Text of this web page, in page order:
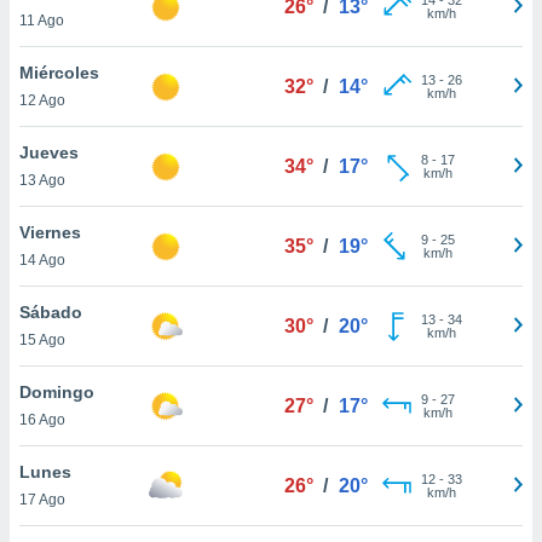
más
nuestra
y
de
disponible
cookies
aceptar
11 Ago
26° / 13°
km/h
Miércoles
12 Ago
32° / 14° 13- 26
km/h
Jueves
13 Ago
34° / 17° 8- 17
km/h
Viernes
14 Ago
35° / 19° 9- 25
km/h
Sábado
15 Ago
30° / 20° 13- 34
km/h
Domingo
16 Ago
27° / 17° 9- 27
km/h
Lunes
17 Ago
26° / 20° 12- 33
km/h